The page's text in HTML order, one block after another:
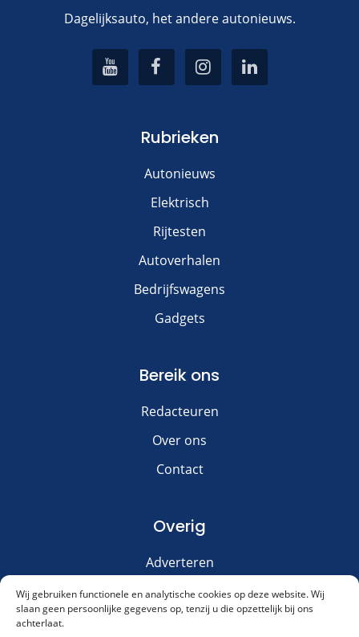
Wij gebruiken functionele en analytische cookies op deze website. Wij
slaan geen persoonlijke gegevens op, tenzij u die opzettelijk bij ons
achterlaat.
Dagelijksauto, het andere autonieuws.
Rubrieken
Autonieuws
Elektrisch
Rijtesten
Autoverhalen
Bedrijfswagens
Gadgets
Bereik ons
Redacteuren
Over ons
Contact
Overig
Adverteren
Disclaimer
Privacy & Cookies